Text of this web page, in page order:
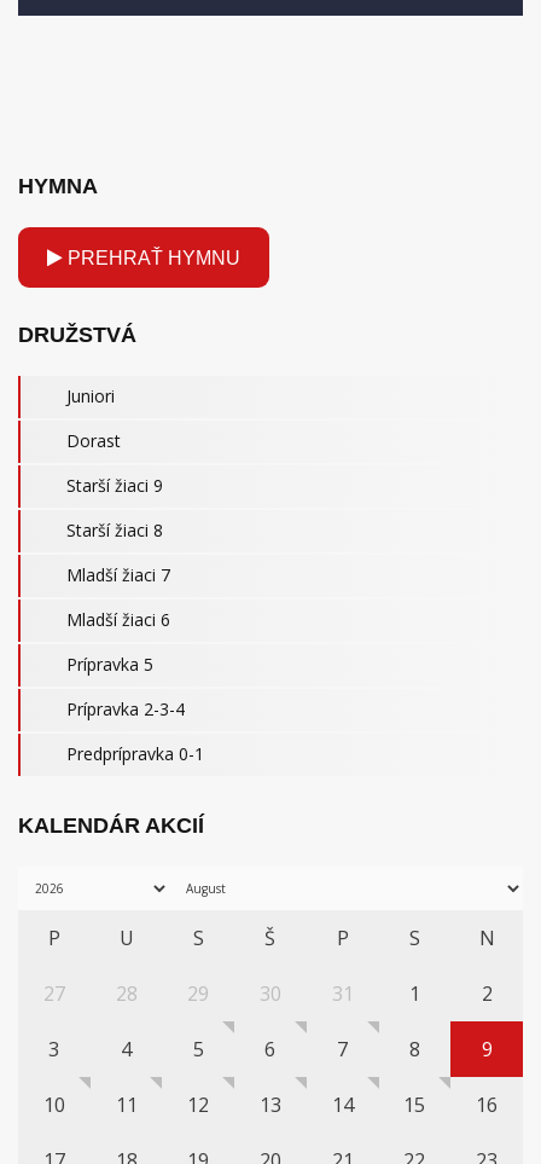
HYMNA
PREHRAŤ HYMNU
DRUŽSTVÁ
Juniori
Dorast
Starší žiaci 9
Starší žiaci 8
Mladší žiaci 7
Mladší žiaci 6
Prípravka 5
Prípravka 2-3-4
Predprípravka 0-1
KALENDÁR AKCIÍ
P U S Š P S N
27 28 29 30 31 1 2
3 4 5 6 7 8 9
10 11 12 13 14 15 16